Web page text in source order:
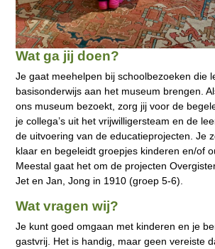
Wat ga jij doen?
Je gaat meehelpen bij schoolbezoeken die
basisonderwijs aan het museum brengen.
ons museum bezoekt, zorg jij voor de
je collega’s uit het vrijwilligersteam en de
de uitvoering van de educatieprojecten. Je
klaar en begeleidt groepjes kinderen en/of
Meestal gaat het om de projecten
Jet en Jan, Jong in 1910 (groep 5-6).
Wat vragen wij?
Je kunt goed omgaan met kinderen en je
gastvrij. Het is handig, maar geen vereiste